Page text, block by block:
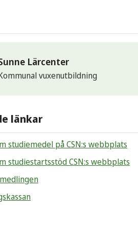
Lärcenter
vuxenutbildning
i Sunne, även kallat komvux.
välja bland flera olika utbildningar,
kurser och yrkesutbildningar.
länkar
studiemedel på CSN:s webbplats
studiestartsstöd CSN:s webbplats